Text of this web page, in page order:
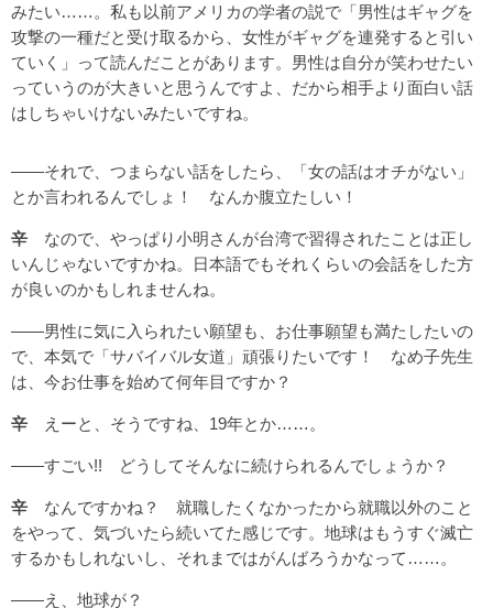
みたい……。私も以前アメリカの学者の説で「男性はギャグを
攻撃の一種だと受け取るから、女性がギャグを連発すると引い
ていく」って読んだことがあります。男性は自分が笑わせたい
っていうのが大きいと思うんですよ、だから相手より面白い話
はしちゃいけないみたいですね。
――それで、つまらない話をしたら、「女の話はオチがない」
とか言われるんでしょ！ なんか腹立たしい！
辛 なので、やっぱり小明さんが台湾で習得されたことは正し
いんじゃないですかね。日本語でもそれくらいの会話をした方
が良いのかもしれませんね。
――男性に気に入られたい願望も、お仕事願望も満たしたいの
で、本気で「サバイバル女道」頑張りたいです！ なめ子先生
は、今お仕事を始めて何年目ですか？
辛 えーと、そうですね、19年とか……。
――すごい!! どうしてそんなに続けられるんでしょうか？
辛 なんですかね？ 就職したくなかったから就職以外のこと
をやって、気づいたら続いてた感じです。地球はもうすぐ滅亡
するかもしれないし、それまではがんばろうかなって……。
――え、地球が？